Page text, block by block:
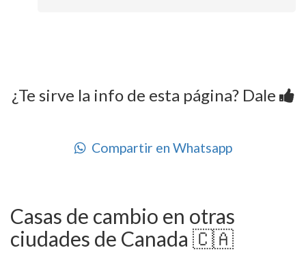
¿Te sirve la info de esta página? Dale
Compartir en Whatsapp
Casas de cambio en otras
ciudades de Canada 🇨🇦